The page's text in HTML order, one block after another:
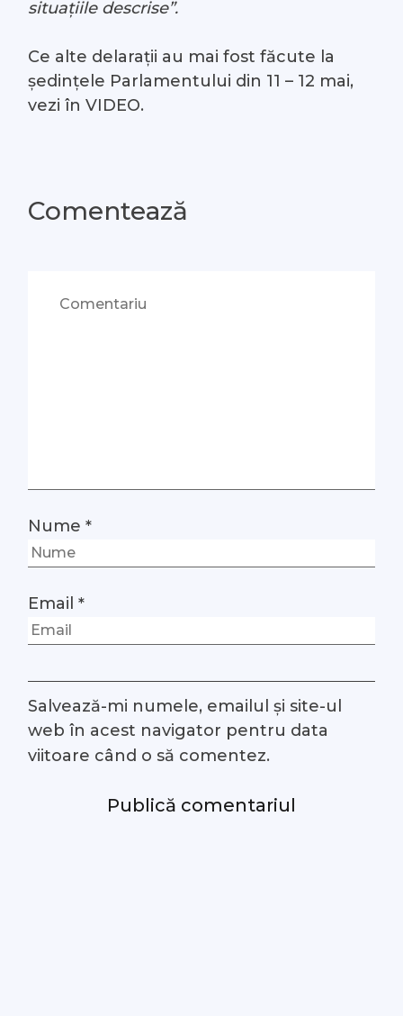
situațiile descrise”.
Ce alte delarații au mai fost făcute la
ședințele Parlamentului din 11 – 12 mai,
vezi în VIDEO.
Comentează
Nume*
Email*
Salvează-mi numele, emailul și site-ul
web în acest navigator pentru data
viitoare când o să comentez.